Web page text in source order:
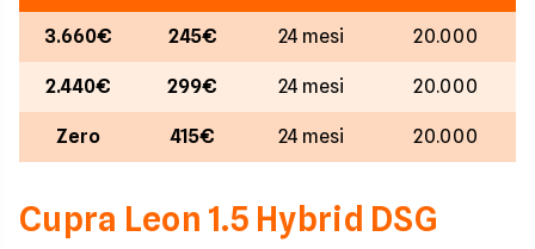
3.660€ 245€ 24 mesi 20.000
2.440€ 299€ 24 mesi 20.000
Zero 415€ 24 mesi 20.000
Cupra Leon 1.5 Hybrid DSG